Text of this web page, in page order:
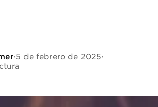
·5 de febrero de 2025·